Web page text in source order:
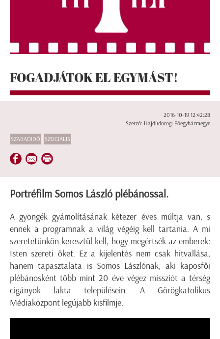
FOGADJÁTOK EL EGYMÁST!
2016-10-19 12:42:28
Szerző: Hajdúdorogi Főegyházmegye
SZABADIDŐ SZOCIÁLIS
Portréfilm Somos László plébánossal.
A gyöngék gyámolításának kétezer éves múltja van, s
ennek a programnak a világ végéig kell tartania. A mi
szeretetünkön keresztül kell, hogy megértsék az emberek:
Isten szereti őket. Ez a kijelentés nem csak hitvallása,
hanem tapasztalata is Somos Lászlónak, aki kaposfői
plébánosként több mint 20 éve végez missziót a térség
cigányok lakta településein. A Görögkatolikus
Médiaközpont legújabb kisfilmje.